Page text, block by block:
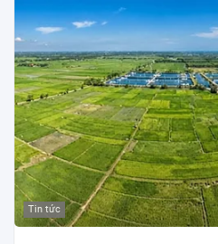
Tin tức